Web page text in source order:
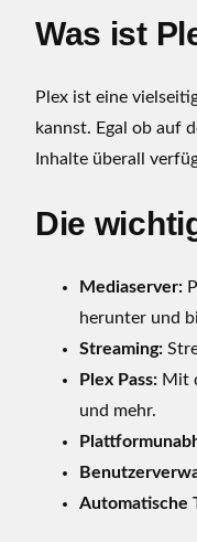
Was ist
Plex ist eine
kannst. Egal ob auf
Inhalte überall
Die
Mediaserver:
herunter und
Streaming:
Plex Pass: Mit
und mehr.
Automatische